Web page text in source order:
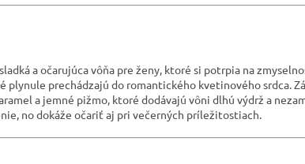
a očarujúca vôňa pre ženy, ktoré si potrpia na
prechádzajú do romantického kvetinového srdca.
a jemné pižmo, ktoré dodávajú vôni dlhú výdrž a
no dokáže očariť aj pri večerných príležitostiach.